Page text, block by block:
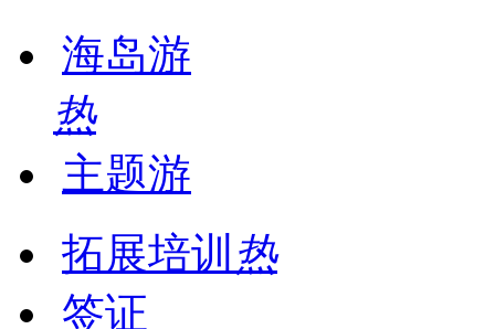
海岛游
热
主题游
拓展培训 热
签证